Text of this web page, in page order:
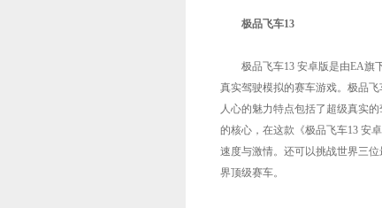
极品飞车13
极品飞车13 安卓版是由EA旗下
真实驾驶模拟的赛车游戏。极品
人心的魅力特点包括了超级真实
的核心，在这款《极品飞车13 安
速度与激情。还可以挑战世界三
界顶级赛车。